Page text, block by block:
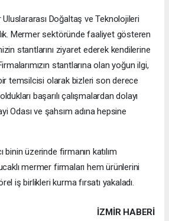
Doğaltaş ve Teknolojileri
Mermer sektöründe faaliyet gösteren
stantlarını ziyaret ederek kendilerine
stantlarına olan yoğun ilgi,
bir temsilcisi olarak bizleri son derece
başarılı çalışmalardan dolayı
Odası ve şahsım adına hepsine
binin üzerinde firmanın katılım
mermer firmaları hem ürünlerini
iş birlikleri kurma fırsatı yakaladı.
İZMIR HABERİ